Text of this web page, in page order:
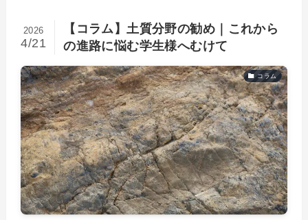
【コラム】土質分野の勧め｜これから
の進路に悩む学生様へむけて
2026
4/21
コラム